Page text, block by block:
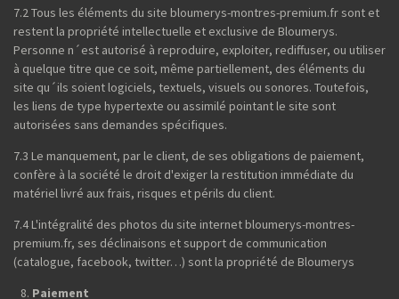
7.2 Tous les éléments du site bloumerys-montres-premium.fr sont et
restent la propriété intellectuelle et exclusive de Bloumerys.
Personne n´est autorisé à reproduire, exploiter, rediffuser, ou utiliser
à quelque titre que ce soit, même partiellement, des éléments du
site qu´ils soient logiciels, textuels, visuels ou sonores. Toutefois,
les liens de type hypertexte ou assimilé pointant le site sont
autorisées sans demandes spécifiques.
7.3 Le manquement, par le client, de ses obligations de paiement,
confère à la société le droit d'exiger la restitution immédiate du
matériel livré aux frais, risques et périls du client.
7.4 L'intégralité des photos du site internet bloumerys-montres-
premium.fr, ses déclinaisons et support de communication
(catalogue, facebook, twitter…) sont la propriété de Bloumerys
Paiement